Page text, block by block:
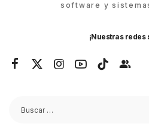
software y
¡Nuestras redes